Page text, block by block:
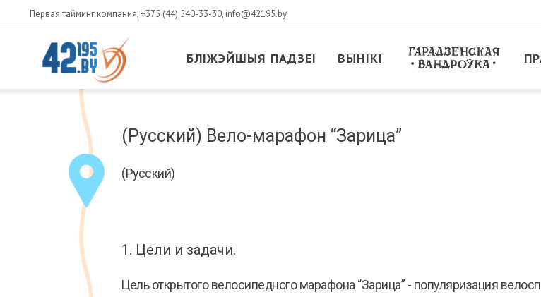
Первая тайминг компания,+375 (44) 540-33-30, info@42195.by
БЛІЖЭЙШЫЯ ПАДЗЕІ ВЫНІКІ
CONTENT
14,
(Русский) Вело-марафон “Зарица”
(Русский)
1. Цели и задачи.
Цель открытого велосипедного марафона “Зарица” - популяризация